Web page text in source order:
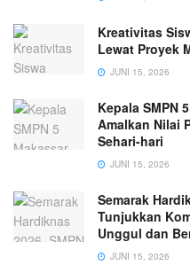
Kreativitas
Lewat Proyek
JUNI 15, 2026
Kepala SMPN
Amalkan Nilai
Sehari-hari
JUNI 15, 2026
Semarak
Tunjukkan
Unggul dan
JUNI 15, 2026